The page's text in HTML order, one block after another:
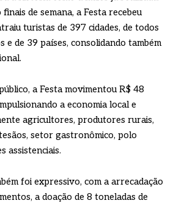
de semana, a Festa recebeu
turistas de 397 cidades, de todos
e de 39 países, consolidando também
a Festa movimentou R$ 48
a economia local e
agricultores, produtores rurais,
setor gastronômico, polo
assistenciais.
foi expressivo, com a arrecadação
a doação de 8 toneladas de